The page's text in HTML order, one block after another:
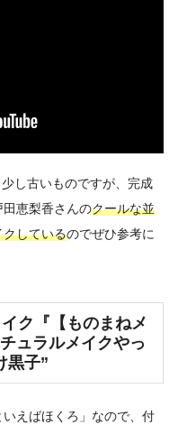
し古いものですが、完成
恵梨香さんのクールな並
クしているのでぜひ参考に
ク『【ものまねメ
ュラルメイクやっ
黒子”
えばほくろ」なので、付